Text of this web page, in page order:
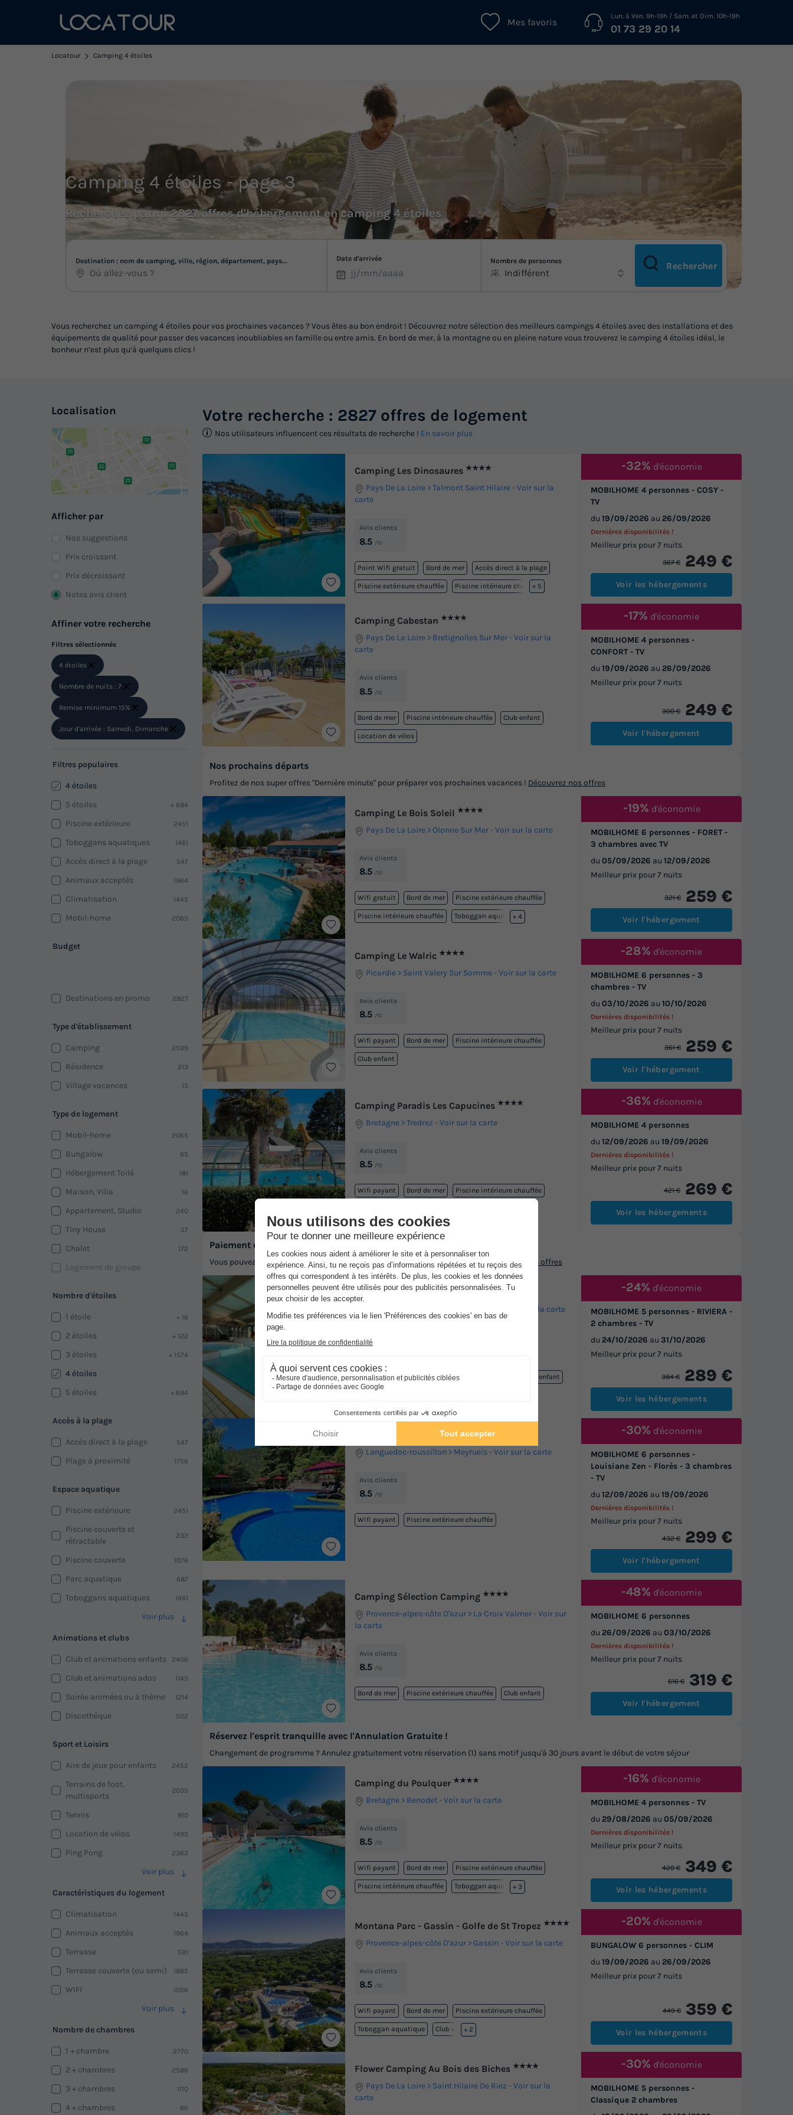
Mes favoris
Lun. à Ven. 9h-19h / Sam. et Dim. 10h-19h
01 73 29 20 14
Locatour Camping 4 étoiles
Camping 4 étoiles - page 3
Recherchez parmi 2827 offres d'hébergement en camping 4 étoiles
Destination : nom de camping, ville, région, département, pays... Date d'arrivée Nombre de personnes
Indifférent
Rechercher
Vous recherchez un camping 4 étoiles pour vos prochaines vacances ? Vous êtes au bon endroit ! Découvrez notre sélection des meilleurs campings 4 étoiles avec des installations et des
équipements de qualité pour passer des vacances inoubliables en famille ou entre amis. En bord de mer, à la montagne ou en pleine nature vous trouverez le camping 4 étoiles idéal, le
bonheur n’est plus qu’à quelques clics !
Localisation
Afficher par
Nos suggestions
Prix croissant
Prix décroissant
Notes avis client
Affiner votre recherche
Filtres sélectionnés
4 étoiles
Nombre de nuits : 7
Remise minimum 15%
Jour d'arrivée : Samedi, Dimanche
Filtres populaires
4 étoiles
5 étoiles
+ 684
Piscine extérieure 2451
Toboggans aquatiques 1461
Accès direct à la plage 547
Animaux acceptés 1964
Climatisation 1445
Mobil-home 2065
Budget
Destinations en promo 2827
Type d'établissement
Camping 2599
Résidence 213
Village vacances 15
Type de logement
Mobil-home 2065
Bungalow 65
Hébergement Toilé 181
Maison, Villa 16
Appartement, Studio 240
Tiny House 57
Chalet 172
Logement de groupe
Nombre d'étoiles
1 étoile + 16
2 étoiles + 122
3 étoiles + 1574
4 étoiles
5 étoiles
+ 684
Accès à la plage
Accès direct à la plage 547
Plage à proximité 1756
Espace aquatique
Piscine extérieure 2451
Piscine couverte et
rétractable
232
Piscine couverte 1076
Parc aquatique 687
Toboggans aquatiques 1461
Voir plus
Animations et clubs
Club et animations enfants 2406
Club et animations ados 1145
Soirée animées ou à thème 1214
Discothèque 502
Sport et Loisirs
Aire de jeux pour enfants 2452
Terrains de foot,
multisports
2035
Tennis 810
Location de vélos 1495
Ping Pong 2362
Voir plus
Caractéristiques du logement
Climatisation 1445
Animaux acceptés 1964
Terrasse 591
Terrasse couverte (ou semi) 1885
WIFI 1056
Voir plus
Nombre de chambres
1 + chambre 2770
2 + chambres 2586
3 + chambres 1110
4 + chambres 66
Votre recherche : 2827 offres de logement
Nos utilisateurs influencent ces résultats de recherche ! En savoir plus
Camping Les Dinosaures ★★★★
Pays De La Loire Talmont Saint Hilaire -Voir sur la
carte
Avis clients
8.5 /10
Point Wifi gratuit Bord de mer Accès direct à la plage
Piscine extérieure chauffée Piscine intérieure chauffée
+ 5
MOBILHOME 4 personnes - COSY -
TV
du 19/09/2026 au 26/09/2026
Meilleur prix pour 7 nuits
Dernières disponibilités !
367 € 249 €
-32% d'économie
Voir les hébergements
Camping Cabestan ★★★★
Pays De La Loire Bretignolles Sur Mer -Voir sur la
carte
Avis clients
8.5 /10
Bord de mer Piscine intérieure chauffée Club enfant
Location de vélos
MOBILHOME 4 personnes -
CONFORT - TV
du 19/09/2026 au 26/09/2026
Meilleur prix pour 7 nuits
300 € 249 €
-17% d'économie
Voir l'hébergement
Camping Le Bois Soleil ★★★★
Pays De La Loire Olonne Sur Mer -Voir sur la carte
Avis clients
8.5 /10
Wifi gratuit Bord de mer Piscine extérieure chauffée
Piscine intérieure chauffée Toboggan aquatique
+ 4
MOBILHOME 6 personnes - FORET -
3 chambres avec TV
du 05/09/2026 au 12/09/2026
Meilleur prix pour 7 nuits
321 € 259 €
-19% d'économie
Voir l'hébergement
Camping Le Walric ★★★★
Picardie Saint Valery Sur Somme -Voir sur la carte
Avis clients
8.5 /10
Wifi payant Bord de mer Piscine intérieure chauffée
Club enfant
MOBILHOME 6 personnes - 3
chambres - TV
du 03/10/2026 au 10/10/2026
Meilleur prix pour 7 nuits
Dernières disponibilités !
361 € 259 €
-28% d'économie
Voir l'hébergement
Camping Paradis Les Capucines ★★★★
Bretagne Tredrez -Voir sur la carte
Avis clients
8.5 /10
Wifi payant Bord de mer Piscine intérieure chauffée
MOBILHOME 4 personnes
du 12/09/2026 au 19/09/2026
Meilleur prix pour 7 nuits
Dernières disponibilités !
421 € 269 €
-36% d'économie
Voir les hébergements
Domaine de la Motte ★★★★
Voir sur la carte
Avis clients
Point Wifi gratuit Piscine intérieure chauffée Club enfant
MOBILHOME 5 personnes - RIVIERA -
2 chambres - TV
du 24/10/2026 au 31/10/2026
Meilleur prix pour 7 nuits
384 € 289 €
-24% d'économie
Voir les hébergements
Camping Le Capelan★★★★
Languedoc-roussillon Meyrueis -Voir sur la carte
Avis clients
8.5 /10
Wifi payant Piscine extérieure chauffée
MOBILHOME 6 personnes -
Louisiane Zen - Florès - 3 chambres
- TV
du 12/09/2026 au 19/09/2026
Meilleur prix pour 7 nuits
Dernières disponibilités !
432 € 299 €
-30% d'économie
Voir l'hébergement
Camping Sélection Camping ★★★★
Provence-alpes-côte D'azur La Croix Valmer -Voir sur
la carte
Avis clients
8.5 /10
Bord de mer Piscine extérieure chauffée Club enfant
MOBILHOME 6 personnes
du 26/09/2026 au 03/10/2026
Meilleur prix pour 7 nuits
Dernières disponibilités !
616 € 319 €
-48% d'économie
Voir l'hébergement
Camping du Poulquer ★★★★
Bretagne Benodet -Voir sur la carte
Avis clients
8.5 /10
Wifi payant Bord de mer Piscine extérieure chauffée
Piscine intérieure chauffée Toboggan aquatique
+ 3
MOBILHOME 4 personnes - TV
du 29/08/2026 au 05/09/2026
Meilleur prix pour 7 nuits
Dernières disponibilités !
420 € 349 €
-16% d'économie
Voir les hébergements
Montana Parc - Gassin - Golfe de St Tropez ★★★★
Provence-alpes-côte D'azur Gassin -Voir sur la carte
Avis clients
8.5 /10
Wifi payant Bord de mer Piscine extérieure chauffée
Toboggan aquatique Club enfant
+ 2
BUNGALOW 6 personnes - CLIM
du 19/09/2026 au 26/09/2026
Meilleur prix pour 7 nuits
449 € 359 €
-20% d'économie
Voir les hébergements
Flower Camping Au Bois des Biches ★★★★
Pays De La Loire Saint Hilaire De Riez -Voir sur la
carte
MOBILHOME 5 personnes -
Classique 2 chambres
-30% d'économie
Nos prochains départs
Profitez de nos super offres "Dernière minute" pour préparer vos prochaines vacances ! Découvrez nos offres
Paiement en 2 ou 3 fois !
Vous pouvez payer vos vacances en 2 ou 3 fois sans frais supplémentaire ! Découvrez nos offres
Réservez l'esprit tranquille avec l'Annulation Gratuite !
Changement de programme ? Annulez gratuitement votre réservation (1) sans motif jusqu'à 30 jours avant le début de votre séjour